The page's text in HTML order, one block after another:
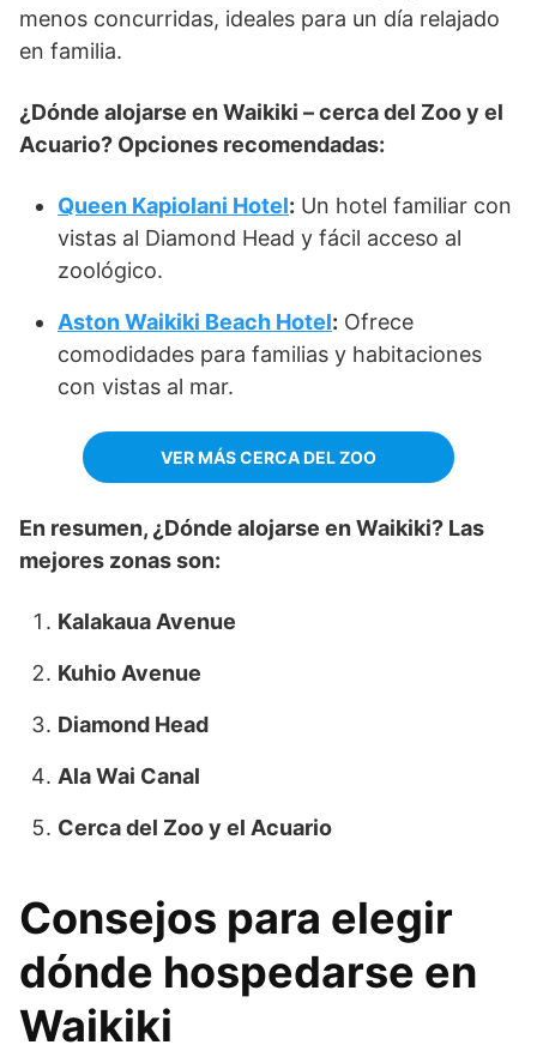
menos concurridas, ideales para un día relajado
en familia.
¿Dónde alojarse en Waikiki – cerca del Zoo y el
Acuario? Opciones recomendadas:
Queen Kapiolani Hotel: Un hotel familiar con
vistas al Diamond Head y fácil acceso al
zoológico.
Aston Waikiki Beach Hotel: Ofrece
comodidades para familias y habitaciones
con vistas al mar.
VER MÁS CERCA DEL ZOO
En resumen, ¿Dónde alojarse en Waikiki? Las
mejores zonas son:
Kalakaua Avenue
Kuhio Avenue
Diamond Head
Ala Wai Canal
Cerca del Zoo y el Acuario
Consejos para elegir
dónde hospedarse en
Waikiki